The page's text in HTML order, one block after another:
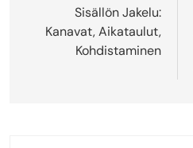
navigation
Sisällön Jakelu:
Kanavat, Aikataulut,
Kohdistaminen